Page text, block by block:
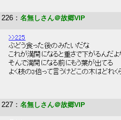
226 ： 名無しさん＠故郷VIP
>>225
ぶどう食った後のみたいだな
これが満開になると重さで下がるんだよ
そんで満開になる前にもう葉が出てる
よく枝の3倍って言うけどこの木はどれく
227 ： 名無しさん＠故郷VIP